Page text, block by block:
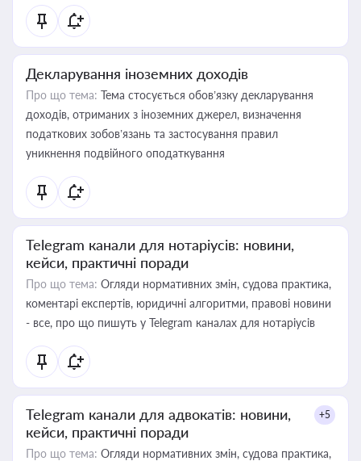
Декларування іноземних доходів
Про що тема: Тема стосується обов’язку декларування
доходів, отриманих з іноземних джерел, визначення
податкових зобов’язань та застосування правил
уникнення подвійного оподаткування
Telegram канали для нотаріусів: новини,
кейси, практичні поради
Про що тема: Огляди нормативних змін, судова практика,
коментарі експертів, юридичні алгоритми, правові новини
- все, про що пишуть у Telegram каналах для нотаріусів
Telegram канали для адвокатів: новини,
кейси, практичні поради
+5
Про що тема: Огляди нормативних змін, судова практика,